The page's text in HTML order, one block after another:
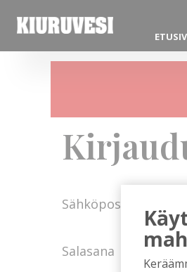
Sähköposti
Salasana